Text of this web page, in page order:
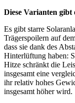
Diese Varianten gibt
Es gibt starre
Trägerspoilern auf
dass sie dank des
Hinterlüftung haben:
Hitze schränkt die
insgesamt eine
ihr relativ hohes
insgesamt höher wird.